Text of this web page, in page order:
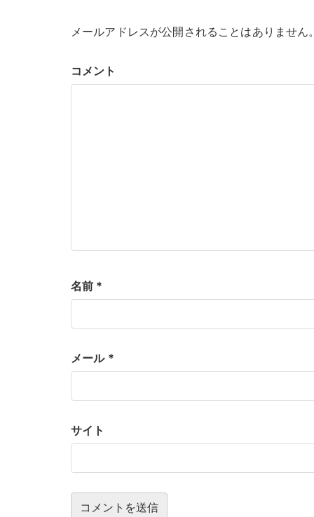
メールアドレスが公開されることはありません
コメント
名前 *
メール *
サイト